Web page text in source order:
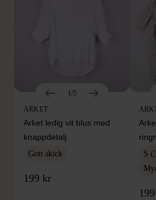
1/5
ARKET
Arket ledig vit blus med
knappdetalj
Gott skick
199 kr
S